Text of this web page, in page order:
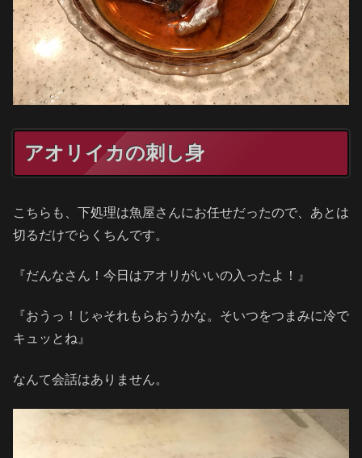
アオリイカの刺し身
こちらも、下処理は魚屋さんにお任せだったので、あとは
切るだけでらくちんです。
『だんなさん！今日はアオリがいいの入ったよ！』
『おうっ！じゃそれもらおうかな。そいつをつまみに冷で
キュッとね』
なんて会話はありません。